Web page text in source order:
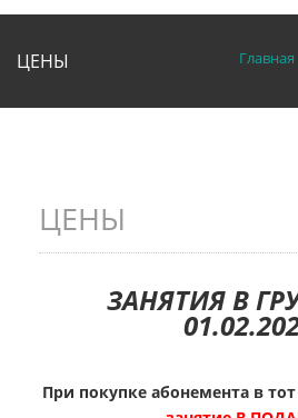
Главная
ЦЕНЫ
ЦЕНЫ
ЗАНЯТИЯ В
При покупке абонемента в